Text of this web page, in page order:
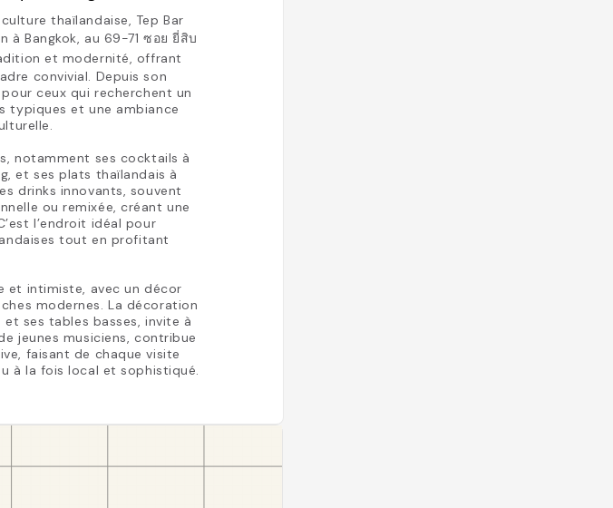
thaïlandaise, Tep Bar
Bangkok, au 69-71 ซอย ยี่สิบ
et modernité, offrant
convivial. Depuis son
ceux qui recherchent un
typiques et une ambiance
notamment ses cocktails à
et ses plats thaïlandais à
drinks innovants, souvent
ou remixée, créant une
l’endroit idéal pour
tout en profitant
et intimiste, avec un décor
modernes. La décoration
ses tables basses, invite à
jeunes musiciens, contribue
faisant de chaque visite
à la fois local et sophistiqué.